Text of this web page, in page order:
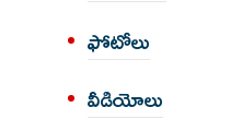
ఫోటోలు
వీడియోలు